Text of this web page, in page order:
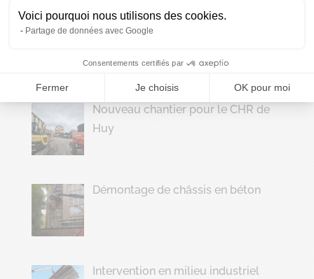
Voici pourquoi nous utilisons des cookies.
Partage de données avec Google
Consentements certifiés par
Fermer Je choisis OK pour moi
Transformation du parvis de
Nouveau chantier pour le CHR de
Huy
Démontage de châssis en béton
Intervention en milieu industriel